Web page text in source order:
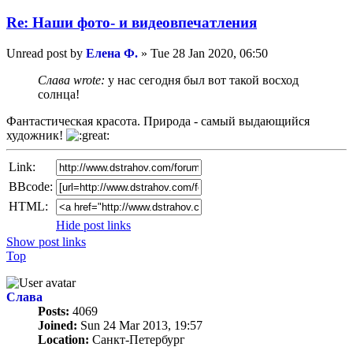
Re: Наши фото- и видеовпечатления
Unread post by Елена Ф. » Tue 28 Jan 2020, 06:50
Слава wrote: у нас сегодня был вот такой восход
солнца!
Фантастическая красота. Природа - самый выдающийся
художник!
Link:
BBcode:
HTML:
Hide post links
Show post links
Top
Слава
Posts: 4069
Joined: Sun 24 Mar 2013, 19:57
Location: Санкт-Петербург